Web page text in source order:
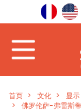
首页 文化
显示
佛罗伦萨-弗雷斯